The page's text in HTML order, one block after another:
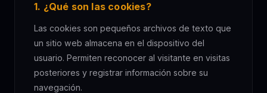
1. ¿Qué son las cookies?
Las cookies son pequeños archivos de texto que
un sitio web almacena en el dispositivo del
usuario. Permiten reconocer al visitante en visitas
posteriores y registrar información sobre su
navegación.